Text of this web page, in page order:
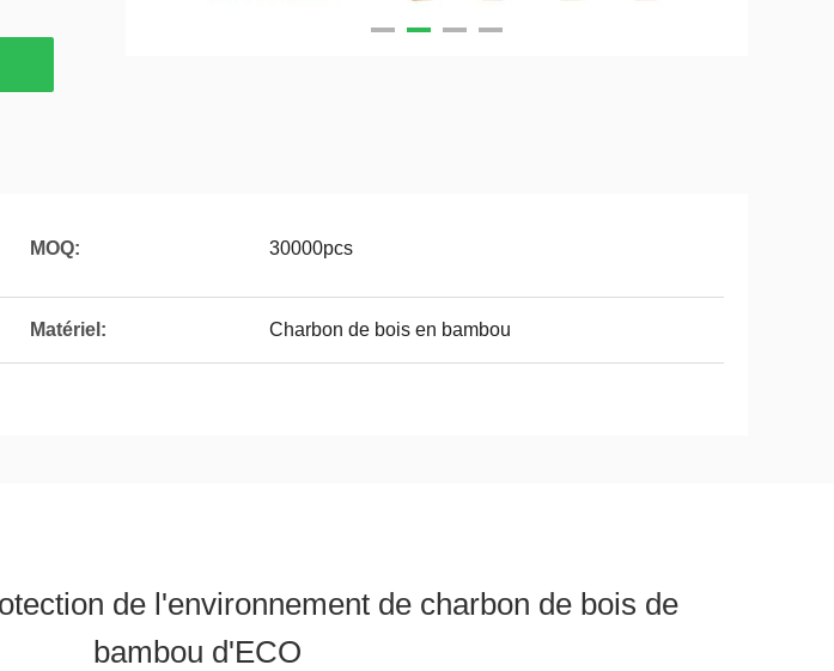
MOQ: 30000pcs
Matériel: Charbon de bois en bambou
de l'environnement de charbon de bois de
bambou d'ECO